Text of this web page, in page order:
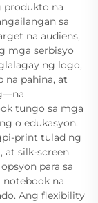
produkto na
sa
na audiens,
mga serbisyo
ng logo,
pahina, at
tungo sa mga
o edukasyon.
print tulad ng
silk-screen
para sa
na
Ang flexibility